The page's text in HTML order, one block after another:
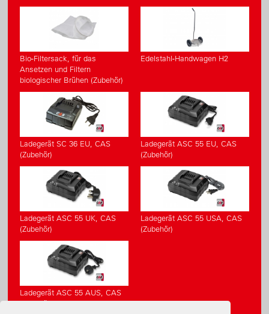
Bio-Filtersack, für das
Ansetzen und Filtern
biologischer Brühen (Zubehör)
Edelstahl-Handwagen H2
Ladegerät SC 36 EU, CAS
(Zubehör)
Ladegerät ASC 55 EU, CAS
(Zubehör)
Ladegerät ASC 55 UK, CAS
(Zubehör)
Ladegerät ASC 55 USA, CAS
(Zubehör)
Ladegerät ASC 55 AUS, CAS
(Zubehör)